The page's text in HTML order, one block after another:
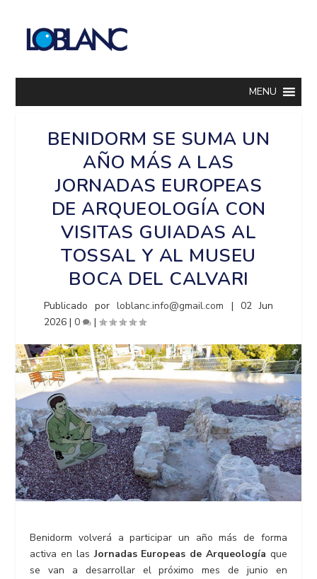
MENU
BENIDORM SE SUMA UN
AÑO MÁS A LAS
JORNADAS EUROPEAS
DE ARQUEOLOGÍA CON
VISITAS GUIADAS AL
TOSSAL Y AL MUSEU
BOCA DEL CALVARI
Publicado porloblanc.info@gmail.com | 02 Jun
2026 |0 |
Benidorm volverá a participar un año más de forma
activa en lasJornadas Europeas de Arqueología que
se van a desarrollar el próximo mes de junio en